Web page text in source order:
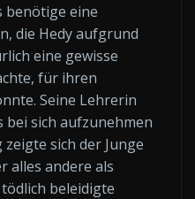
benötige eine
die Hedy aufgrund
eine gewisse
für ihren
Seine Lehrerin
bei sich aufzunehmen
sich der Junge
alles andere als
beleidigte